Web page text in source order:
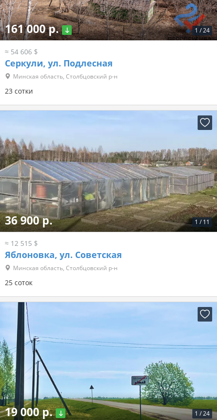
1 /24
161 000 р.
≈ 54 606 $
Серкули, ул. Подлесная
Минская область, Столбцовский р-н
23 сотки
1 / 11
36 900 р.
≈ 12 515 $
Яблоновка, ул. Советская
Минская область, Столбцовский р-н
25 соток
1 /24
19 000 р.